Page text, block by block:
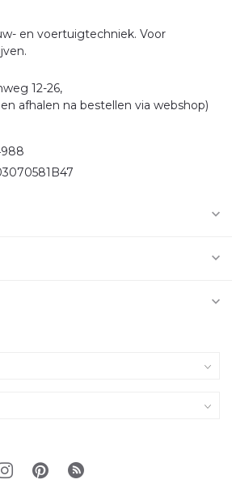
en voertuigtechniek. Voor
12-26,
afhalen na bestellen via webshop)